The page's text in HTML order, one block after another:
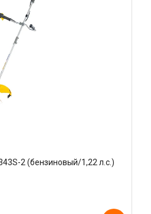
2 (бензиновый/1,22 л.с.)